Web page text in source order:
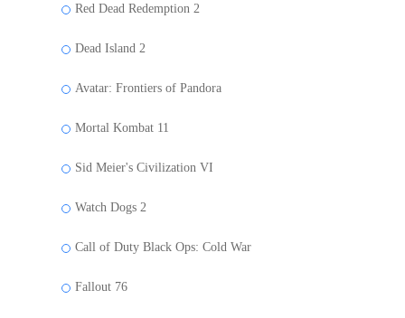
Red Dead Redemption 2
Dead Island 2
Avatar: Frontiers of Pandora
Mortal Kombat 11
Sid Meier's Civilization VI
Watch Dogs 2
Call of Duty Black Ops: Cold War
Fallout 76